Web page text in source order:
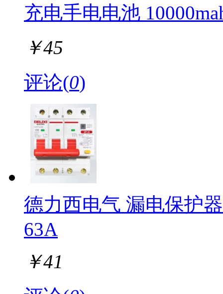
充电手电电池
￥45
评论(0)
德力西电气 漏电保护
63A
￥41